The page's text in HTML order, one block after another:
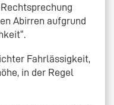
Abirren aufgrund
Fahrlässigkeit,
in der Regel